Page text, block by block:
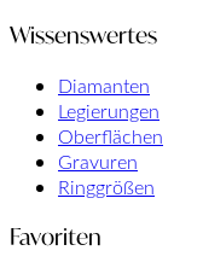
Wissenswertes
Diamanten
Legierungen
Oberflächen
Gravuren
Ringgrößen
Favoriten